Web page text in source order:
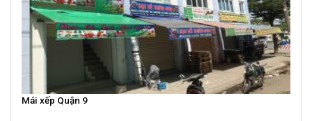
Mái xếp Quận 9